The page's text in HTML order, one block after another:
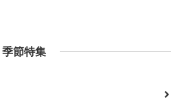
季節特集